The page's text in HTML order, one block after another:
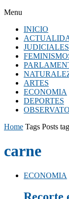
Menu
INICIO
JUDICIALES
ARTES
ECONOMIA
DEPORTES
Home Tags Posts
carne
ECONOMIA
Recorte